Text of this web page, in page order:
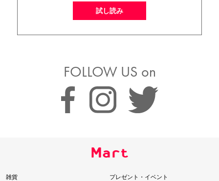
試し読み
FOLLOW US on
雑貨
プレゼント・イベント